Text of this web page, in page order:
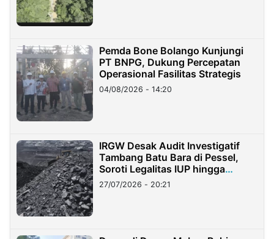
Pemda Bone Bolango Kunjungi
PT BNPG, Dukung Percepatan
Operasional Fasilitas Strategis
04/08/2026 - 14:20
IRGW Desak Audit Investigatif
Tambang Batu Bara di Pessel,
Soroti Legalitas IUP hingga
Stockpile
27/07/2026 - 20:21